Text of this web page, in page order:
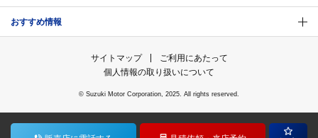
おすすめ情報
サイトマップ
ご利用にあたって
個人情報の取り扱いについて
© Suzuki Motor Corporation, 2025. All rights reserved.